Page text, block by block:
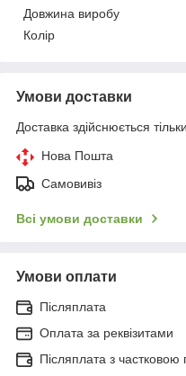
Довжина виробу
Колір
Умови доставки
Доставка здійснюється
Нова Пошта
Самовивіз
Всі умови доставки
Умови оплати
Післяплата
Оплата за реквізитами
Післяплата з